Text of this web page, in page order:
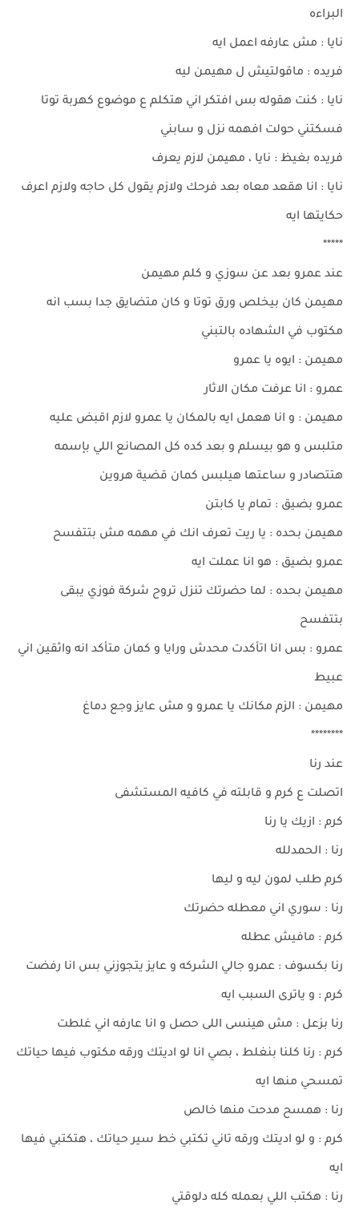
البراءه
نايا : مش عارفه اعمل ايه
فريده : ماقولتيش ل مهيمن ليه
نايا : كنت هقوله بس افتكر اني هتكلم ع موضوع كهربة توتا
فسكتني حولت افهمه نزل و سابني
فريده بغيظ : نايا ، مهيمن لازم يعرف
نايا : انا هقعد معاه بعد فرحك ولازم يقول كل حاجه ولازم اعرف
حكايتها ايه
*****
عند عمرو بعد عن سوزي و كلم مهيمن
مهيمن كان بيخلص ورق توتا و كان متضايق جدا بسب انه
مكتوب في الشهاده بالتبني
مهيمن : ايوه يا عمرو
عمرو : انا عرفت مكان الاثار
مهيمن : و انا هعمل ايه بالمكان يا عمرو لازم اقبض عليه
متلبس و هو بيسلم و بعد كده كل المصانع اللي بإسمه
هتتصادر و ساعتها هيلبس كمان قضية هروين
عمرو بضيق : تمام يا كابتن
مهيمن بحده : يا ريت تعرف انك في مهمه مش بتتفسح
عمرو بضيق : هو انا عملت ايه
مهيمن بحده : لما حضرتك تنزل تروح شركة فوزي يبقى
بتتفسح
عمرو : بس انا اتأكدت محدش ورايا و كمان متأكد انه واثقين اني
عبيط
مهيمن : الزم مكانك يا عمرو و مش عايز وجع دماغ
********
عند رنا
اتصلت ع كرم و قابلته في كافيه المستشفى
كرم : ازيك يا رنا
رنا : الحمدلله
كرم طلب لمون ليه و ليها
رنا : سوري اني معطله حضرتك
كرم : مافيش عطله
رنا بكسوف : عمرو جالي الشركه و عايز يتجوزني بس انا رفضت
كرم : و ياترى السبب ايه
رنا بزعل : مش هينسى اللى حصل و انا عارفه اني غلطت
كرم : رنا كلنا بنغلط ، بصي انا لو اديتك ورقه مكتوب فيها حياتك
تمسحي منها ايه
رنا : همسح مدحت منها خالص
كرم : و لو اديتك ورقه تاني تكتبي خط سير حياتك ، هتكتبي فيها
ايه
رنا : هكتب اللي بعمله كله دلوقتي